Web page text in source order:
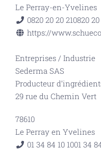
Le Perray-en-Yvelines
0820 20 20 210820 20
https://
Entreprises / Industrie
Sederma SAS
Producteur
29 rue du Chemin Vert
78610
Le Perray en Yvelines
01 34 84 10 1001 34